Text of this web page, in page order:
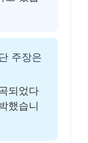
주장은
되었다
했습니